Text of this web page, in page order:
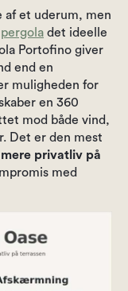
af et uderum, men
pergola det ideelle
Portofino giver
end en
muligheden for
en 360
mod både vind,
Det er den mest
mere privatliv på
med